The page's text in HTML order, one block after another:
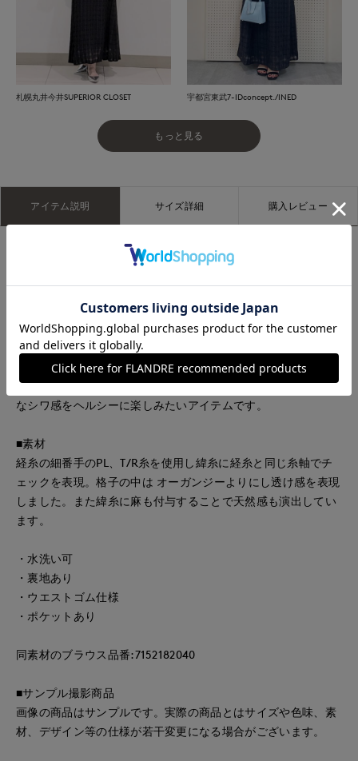
札幌丸井今井SUPERIOR CLOSET 宇都宮東武7-IDconcept./INED
もっと見る
アイテム説明 サイズ詳細 購入レビュー
適度なフィット感が美しいシルエットを作り出すスカート。フ
ロント生地をバイヤスに取っているので、体に沿いながらライ
ンを拾い過ぎずリラックス感のある穿き心地です。ヒップにか
かる丈のトップスを合わせれば、すっきりと見せながら上品な
大人のエフォートレススタイルを演出。同素材のトップスを合
わせてワンピース風に着こなすのもおすすめです。ナチュラル
なシワ感をヘルシーに楽しみたいアイテムです。
■素材
経糸の細番手のPL、T/R糸を使用し緯糸に経糸と同じ糸軸でチ
ェックを表現。格子の中は オーガンジーよりにし透け感を表現
しました。また緯糸に麻も付与することで天然感も演出してい
ます。
・水洗い可
・裏地あり
・ウエストゴム仕様
・ポケットあり
同素材のブラウス品番:7152182040
■サンプル撮影商品
画像の商品はサンプルです。実際の商品とはサイズや色味、素
材、デザイン等の仕様が若干変更になる場合がございます。